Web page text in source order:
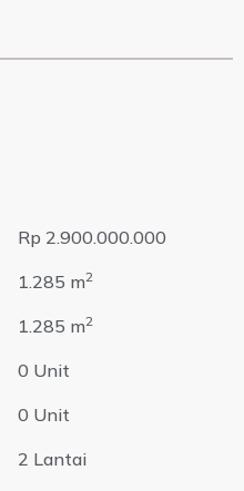
Rp 2.900.000.000
1.285 m2
1.285 m2
0 Unit
0 Unit
2 Lantai